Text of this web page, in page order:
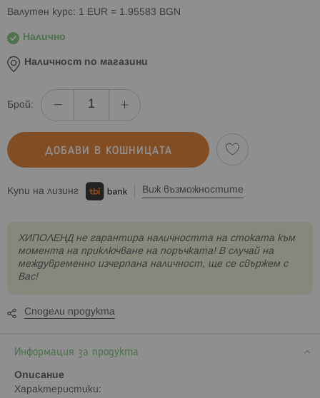
Валутен курс: 1 EUR = 1.95583 BGN
Налично
Наличност по магазини
Брой:
ДОБАВИ В КОШНИЦАТА
Купи на лизинг Виж възможностите
XИПОЛЕНД не гарантира наличността на стоката към
момента на приключване на поръчката! В случай на
междувременно изчерпана наличност, ще се свържем с
Вас!
Сподели продукта
Информация за продукта
Описание
Характеристики: